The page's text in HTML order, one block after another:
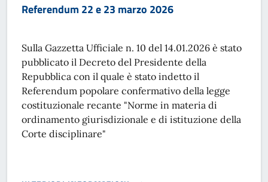
Referendum 22 e 23 marzo 2026
Sulla Gazzetta Ufficiale n. 10 del 14.01.2026 è stato
pubblicato il Decreto del Presidente della
Repubblica con il quale è stato indetto il
Referendum popolare confermativo della legge
costituzionale recante "Norme in materia di
ordinamento giurisdizionale e di istituzione della
Corte disciplinare"